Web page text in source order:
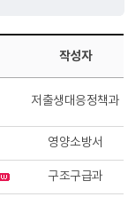
작성자
저출생대응정책과
영양소방서
구조구급과